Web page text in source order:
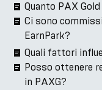
Quanto PAX
Ci sono
EarnPark?
Quali fattori
Posso ottenere
in PAXG?